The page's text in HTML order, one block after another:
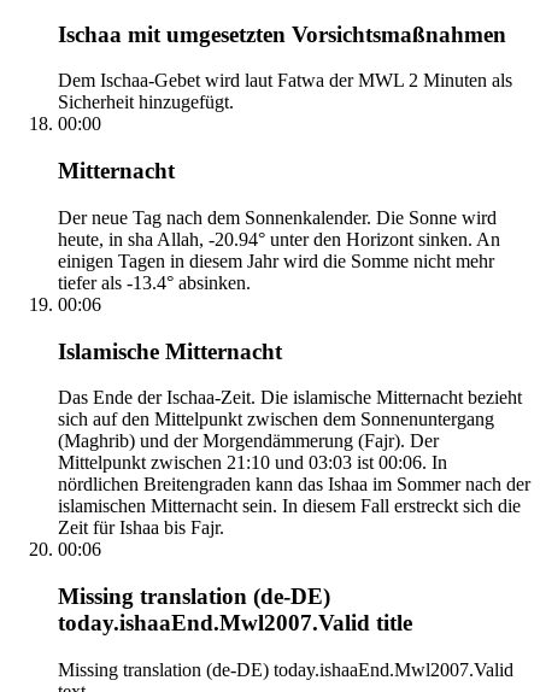
Ischaa mit umgesetzten Vorsichtsmaßnahmen
Dem Ischaa-Gebet wird laut Fatwa der MWL 2 Minuten als
Sicherheit hinzugefügt.
00:00
Mitternacht
Der neue Tag nach dem Sonnenkalender. Die Sonne wird
heute, in sha Allah, -20.94° unter den Horizont sinken. An
einigen Tagen in diesem Jahr wird die Somme nicht mehr
tiefer als -13.4° absinken.
00:06
Islamische Mitternacht
Das Ende der Ischaa-Zeit. Die islamische Mitternacht bezieht
sich auf den Mittelpunkt zwischen dem Sonnenuntergang
(Maghrib) und der Morgendämmerung (Fajr). Der
Mittelpunkt zwischen 21:10 und 03:03 ist 00:06. In
nördlichen Breitengraden kann das Ishaa im Sommer nach der
islamischen Mitternacht sein. In diesem Fall erstreckt sich die
Zeit für Ishaa bis Fajr.
00:06
Missing translation (de-DE)
today.ishaaEnd.Mwl2007.Valid title
Missing translation (de-DE) today.ishaaEnd.Mwl2007.Valid